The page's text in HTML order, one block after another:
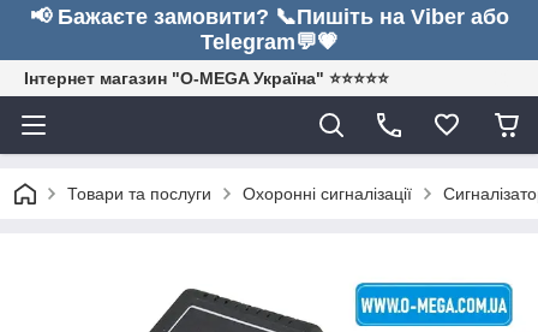
📢 Бажаєте замовити? 📞Пишіть на Viber або
Telegram💬💗
Інтернет магазин "O-MEGA Україна" ⭐⭐⭐⭐⭐
Товари та послуги Охоронні сигналізації